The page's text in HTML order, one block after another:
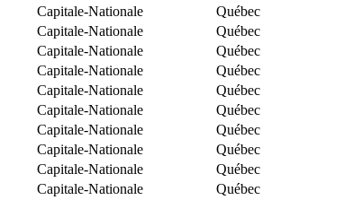
Capitale-Nationale
Québec
Capitale-Nationale
Québec
Capitale-Nationale
Québec
Capitale-Nationale
Québec
Capitale-Nationale
Québec
Capitale-Nationale
Québec
Capitale-Nationale
Québec
Capitale-Nationale
Québec
Capitale-Nationale
Québec
Capitale-Nationale
Québec